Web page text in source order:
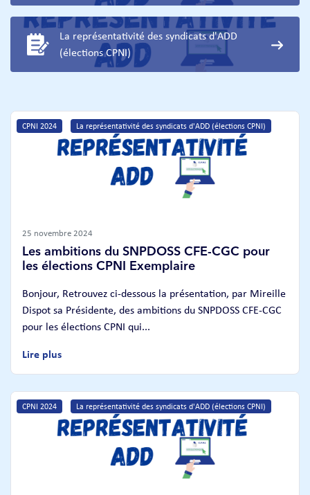
La représentativité des syndicats d'ADD
(élections CPNI)
CPNI 2024 La représentativité des syndicats d'ADD (élections CPNI)
25 novembre 2024
Les ambitions du SNPDOSS CFE-CGC pour
les élections CPNI Exemplaire
Bonjour, Retrouvez ci-dessous la présentation, par Mireille
Dispot sa Présidente, des ambitions du SNPDOSS CFE-CGC
pour les élections CPNI qui...
Lire plus
CPNI 2024 La représentativité des syndicats d'ADD (élections CPNI)